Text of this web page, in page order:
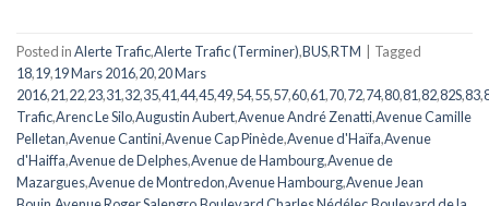
Posted inAlerte Trafic,Alerte Trafic (Terminer),BUS,RTM
Tagged
18,19,19 Mars 2016,20,20 Mars
2016,21,22,23,31,32,35,41,44,45,49,54,55,57,60,61,70,72,74,80,81,82,82S,83,
Trafic,Arenc Le Silo,Augustin Aubert,Avenue André Zenatti,Avenue Camille
Pelletan,Avenue Cantini,Avenue Cap Pinède,Avenue d'Haïfa,Avenue
d'Haiffa,Avenue de Delphes,Avenue de Hambourg,Avenue de
Mazargues,Avenue de Montredon,Avenue Hambourg,Avenue Jean